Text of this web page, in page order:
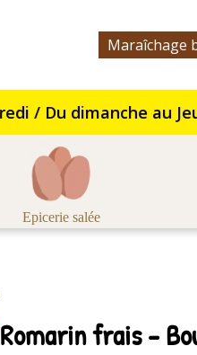
Maraîchage
Epicerie salée
Romarin frais -